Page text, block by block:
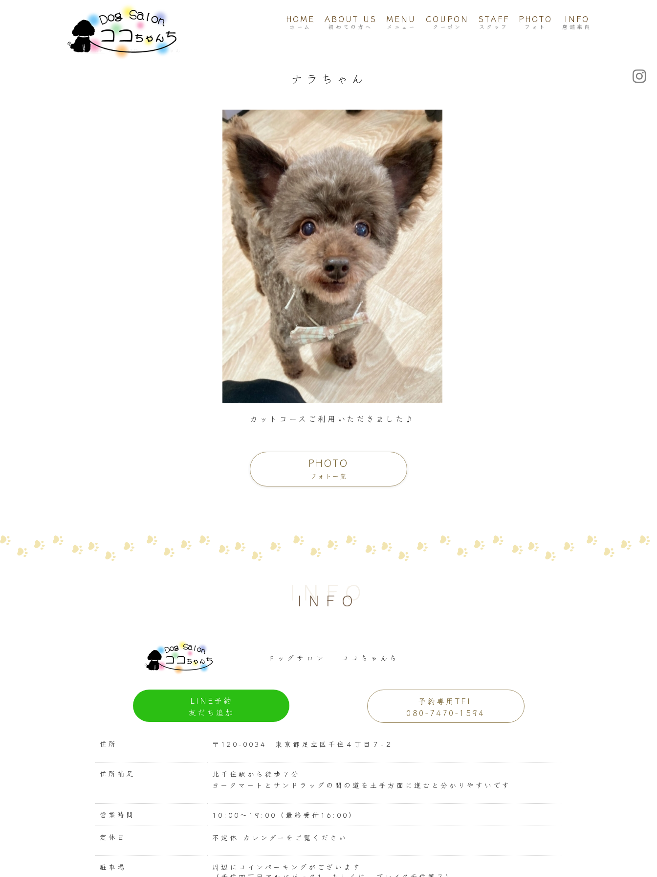
HOME
ホーム
ABOUT US
初めての方へ
MENU
メニュー
COUPON
クーポン
STAFF
スタッフ
PHOTO
フォト
INFO
店舗案内
HOME PHOTO ナラちゃん
ナラちゃん
カットコースご利用いただきました♪
PHOTO
フォト一覧
INFO
INFO
ドッグサロン ココちゃんち
LINE予約
友だち追加
予約専用TEL
080-7470-1594
住所 〒120-0034 東京都足立区千住４丁目７−２
住所補足
北千住駅から徒歩７分
ヨークマートとサンドラッグの間の道を土手方面に進むと分かりやすいです
営業時間 10:00〜19:00（最終受付16:00）
定休日 不定休 カレンダーをご覧ください
駐車場
周辺にコインパーキングがございます